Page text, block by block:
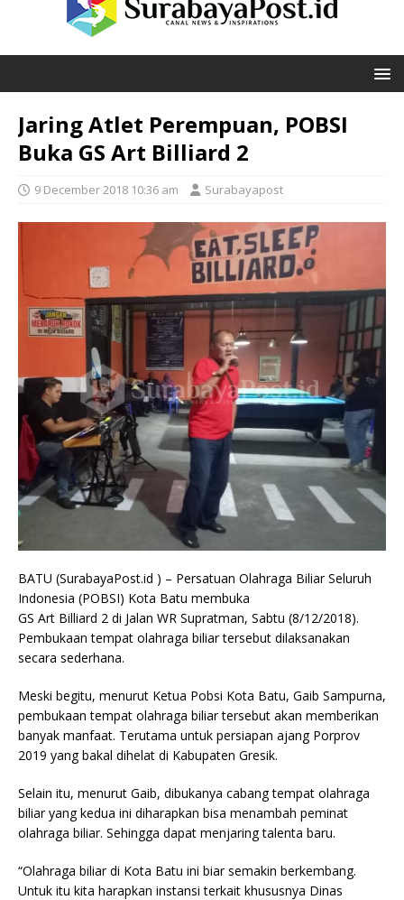
Jaring Atlet Perempuan, POBSI
Buka GS Art Billiard 2
9 December 2018 10:36 am Surabayapost
BATU (SurabayaPost.id ) – Persatuan Olahraga Biliar Seluruh
Indonesia (POBSI) Kota Batu membuka
GS Art Billiard 2 di Jalan WR Supratman, Sabtu (8/12/2018).
Pembukaan tempat olahraga biliar tersebut dilaksanakan
secara sederhana.
Meski begitu, menurut Ketua Pobsi Kota Batu, Gaib Sampurna,
pembukaan tempat olahraga biliar tersebut akan memberikan
banyak manfaat. Terutama untuk persiapan ajang Porprov
2019 yang bakal dihelat di Kabupaten Gresik.
Selain itu, menurut Gaib, dibukanya cabang tempat olahraga
biliar yang kedua ini diharapkan bisa menambah peminat
olahraga biliar. Sehingga dapat menjaring talenta baru.
“Olahraga biliar di Kota Batu ini biar semakin berkembang.
Untuk itu kita harapkan instansi terkait khususnya Dinas